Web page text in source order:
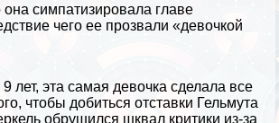
она симпатизировала главе
чего ее прозвали «дeвoчкой
лет, эта самая дeвoчка сделала все
чтобы добиться отставки Гельмута
обрушился шквал критики из-за